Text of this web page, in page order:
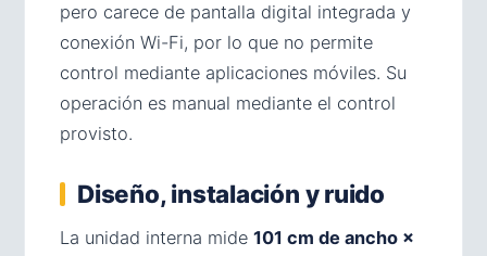
pero carece de pantalla digital integrada y
conexión Wi-Fi, por lo que no permite
control mediante aplicaciones móviles. Su
operación es manual mediante el control
provisto.
Diseño, instalación y ruido
La unidad interna mide 101 cm de ancho ×